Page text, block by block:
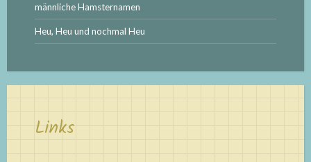
männliche Hamsternamen
Heu, Heu und nochmal Heu
Links